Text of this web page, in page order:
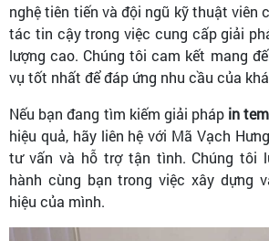
nghệ tiên tiến và đội ngũ kỹ thuật viên
tác tin cậy trong việc cung cấp giải
lượng cao. Chúng tôi cam kết mang
vụ tốt nhất để đáp ứng nhu cầu của
Nếu bạn đang tìm kiếm giải pháp in
hiệu quả, hãy liên hệ với Mã Vạch
tư vấn và hỗ trợ tận tình. Chúng tôi
hành cùng bạn trong việc xây dựng
hiệu của mình.